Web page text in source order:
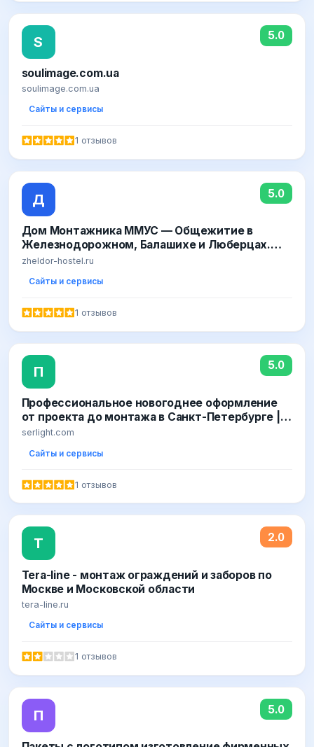
S 5.0
soulimage.com.ua
soulimage.com.ua
Сайты и сервисы
1 отзывов
Д 5.0
Дом Монтажника ММУС — Общежитие в
Железнодорожном, Балашихе и Люберцах.
Zheldor-Hostel
zheldor-hostel.ru
Сайты и сервисы
1 отзывов
П 5.0
Профессиональное новогоднее оформление
от проекта до монтажа в Санкт-Петербурге |
«SERLIGHT»
serlight.com
Сайты и сервисы
1 отзывов
T 2.0
Tera-line - монтаж ограждений и заборов по
Москве и Московской области
tera-line.ru
Сайты и сервисы
1 отзывов
П 5.0